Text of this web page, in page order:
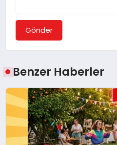
Gönder
Benzer Haberler